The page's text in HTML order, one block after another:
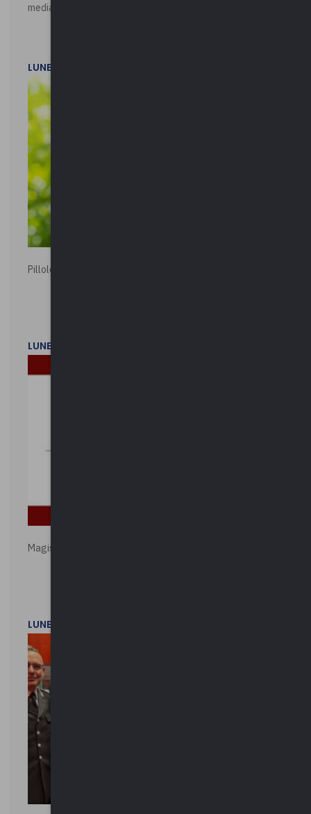
mediante procedura asincrona telematica
LUNEDì 20 LUGLIO 2026
Pillole ambientali | 2026
LUNEDì 2 FEBBRAIO 2026
Magistratura e Costituzione. Le ragioni del SÌ e del NO
LUNEDì 1 DICEMBRE 2025